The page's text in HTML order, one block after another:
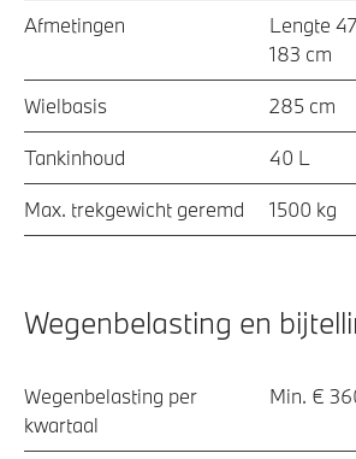
Afmetingen
Lengte
183 cm
Wielbasis 285 cm
Tankinhoud 40 L
Max. trekgewicht geremd 1500 kg
Wegenbelasting en
Wegenbelasting per
kwartaal
Min. €